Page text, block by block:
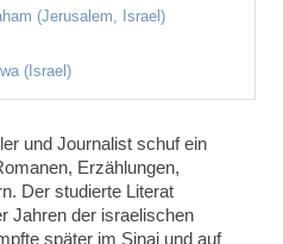
(Jerusalem, Israel)
(Israel)
und Journalist schuf ein
Erzählungen,
Der studierte Literat
Jahren der israelischen
später im Sinai und auf